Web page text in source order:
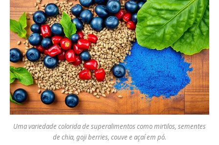
Uma variedade colorida de superalimentos como mirtilos, sementes
de chia, goji berries, couve e açaí em pó.